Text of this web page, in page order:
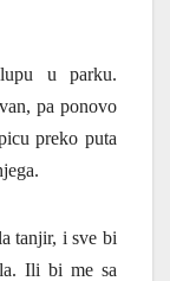
u parku.
pa ponovo
preko puta
tanjir, i sve bi
Ili bi me sa